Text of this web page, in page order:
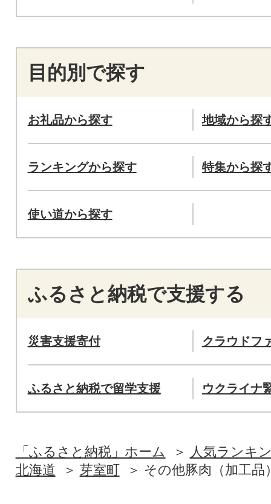
目的別で探す
お礼品から探す 地域から探
ランキングから探す 特集から探
使い道から探す
ふるさと納税で支援する
災害支援寄付 クラウドフ
ふるさと納税で留学支援 ウクライナ
「ふるさと納税」ホーム
人気ランキ
北海道
芽室町 その他豚肉（加工品